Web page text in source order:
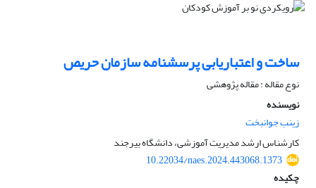
ساخت و اعتباریابی پرسشنامه سازمان حریص
نوع مقاله : مقاله پژوهشی
نویسنده
زینب جوانبخت
کارشناس ارشد مدیریت آموزشی، دانشگاه بیرجند
10.22034/naes.2024.443068.1373
چکیده